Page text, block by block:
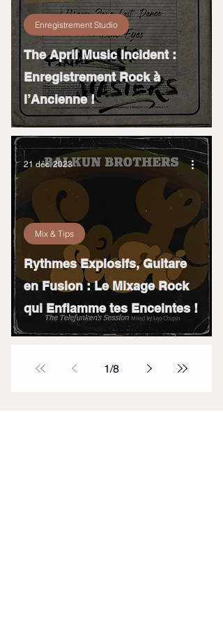
The April Music Incident :
Enregistrement Rock à
l’Ancienne !
Enregistrement Studio
Rythmes Explosifs, Guitare
en Fusion : Le Mixage Rock
qui Enflamme tes Enceintes !
Mix & Tips
21 déc. 2023
1/8